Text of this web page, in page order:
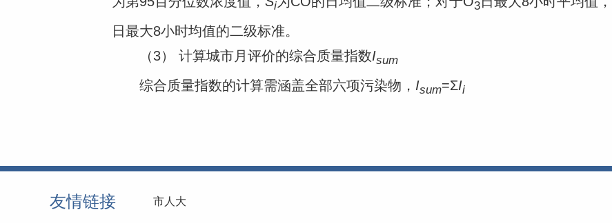
i 3
日最大8小时均值的二级标准。
（3） 计算城市月评价的综合质量指数Isum
综合质量指数的计算需涵盖全部六项污染物， Isum=ΣIi
友情链接 市人大